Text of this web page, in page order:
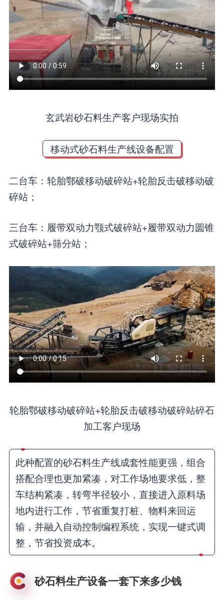
玄武岩砂石料生产客户现场实拍
移动式砂石料生产线设备配置
二台车：轮胎鄂破移动破碎站+轮胎反击破移动破
碎站；
三台车：履带双动力颚式破碎站+履带双动力圆锥
式破碎站+筛分站；
轮胎鄂破移动破碎站+轮胎反击破移动破碎站碎石
加工客户现场
此种配置的砂石料生产线成套性能更强，组合
搭配合理也更加紧凑，对工作场地要求低，整
车结构紧凑，转弯半径较小，直接进入原料场
地内进行工作，节省重复打桩、物料来回运
输，并融入自动控制编程系统，实现一键式调
整，节省投资成本。
砂石料生产设备一套下来多少钱